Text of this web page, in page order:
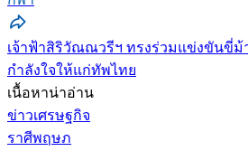
เจ้าฟ้าสิริวัณณวรีฯ ทรงร่วมแข่งขันขี่ม้
กำลังใจให้แก่ทัพไทย
เนื้อหาน่าอ่าน
ข่าวเศรษฐกิจ
ราศีพฤษภ